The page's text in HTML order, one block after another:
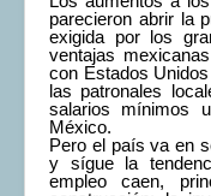
parecieron abrir la
exigida por los
ventajas
con Estados
las patronales
salarios mínimos
México.
Pero el país va en
y sígue la
empleo caen,